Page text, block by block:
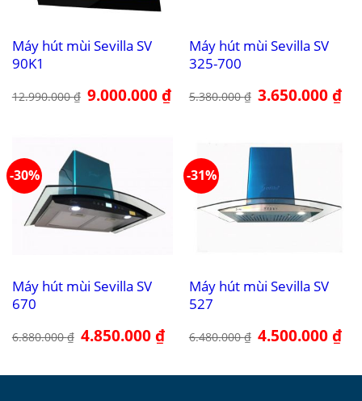
Máy hút mùi Sevilla SV
90K1
12.990.000₫ Giá
gốc
9.000.000₫Giá
hiện
Máy hút mùi Sevilla SV
325-700
5.380.000₫ Giá
gốc
3.650.000₫Giá
-30%
Máy hút mùi Sevilla SV
670
6.880.000₫ Giá
gốc
4.850.000₫Giá
hiện
4.850.000 ₫.
-31%
Máy hút mùi Sevilla SV
527
6.480.000₫ Giá
gốc
4.500.000₫Giá